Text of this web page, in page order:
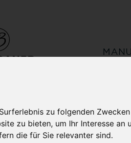
zu folgenden
zu bieten, um Ihr Interesse an
die für Sie relevanter sind.